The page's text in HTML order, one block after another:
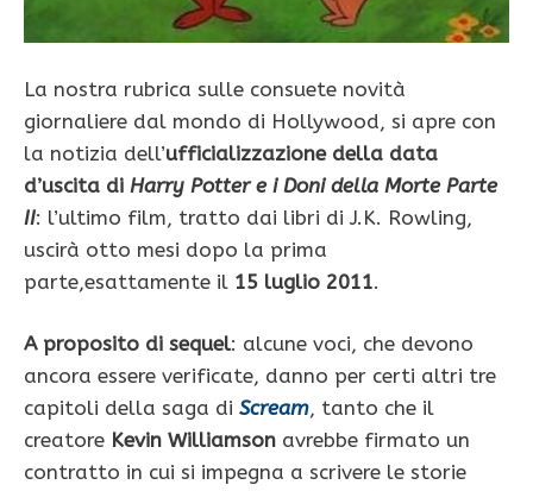
La nostra rubrica sulle consuete novità
giornaliere dal mondo di Hollywood, si apre con
la notizia dell’ufficializzazione della data
d’uscita di Harry Potter e i Doni della Morte Parte
II: l’ultimo film, tratto dai libri di J.K. Rowling,
uscirà otto mesi dopo la prima
parte,esattamente il 15 luglio 2011.
A proposito di sequel: alcune voci, che devono
ancora essere verificate, danno per certi altri tre
capitoli della saga di Scream, tanto che il
creatore Kevin Williamson avrebbe firmato un
contratto in cui si impegna a scrivere le storie